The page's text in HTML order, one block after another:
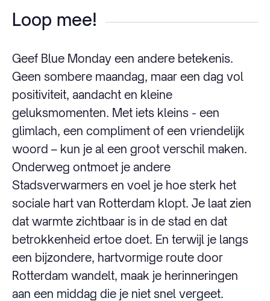
Loop mee!
Geef Blue Monday een andere betekenis.
Geen sombere maandag, maar een dag vol
positiviteit, aandacht en kleine
geluksmomenten. Met iets kleins - een
glimlach, een compliment of een vriendelijk
woord – kun je al een groot verschil maken.
Onderweg ontmoet je andere
Stadsverwarmers en voel je hoe sterk het
sociale hart van Rotterdam klopt. Je laat zien
dat warmte zichtbaar is in de stad en dat
betrokkenheid ertoe doet. En terwijl je langs
een bijzondere, hartvormige route door
Rotterdam wandelt, maak je herinneringen
aan een middag die je niet snel vergeet.